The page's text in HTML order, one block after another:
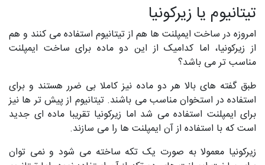
تیتانیوم یا زیرکونیا
امروزه در ساخت ایمپلنت ها هم از تیتانیوم استفاده می کنند و هم
از زیرکونیا، اما کدامیک از این دو ماده برای ساخت ایمپلنت
مناسب تر می باشد؟
طبق گفته های بالا هر دو ماده نیز کاملا بی ضرر هستند و برای
استفاده در استخوان مناسب می باشند. تیتانیوم از پیش تر ها نیز
برای ایمپلنت استفاده می شد اما زیرکونیا تقریبا ماده ای جدید
است که با استفاده از آن ایمپلنت ها را می سازند.
زیرکونیا معمولا به صورت یک تکه ساخته می شود و نمی توان